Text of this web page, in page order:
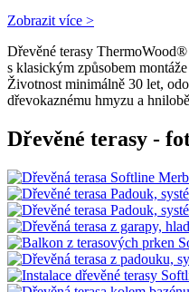
Zobrazit více >
Dřevěné terasy
s klasickým způsobem
Životnost minimálně 30 let,
dřevokaznému hmyzu a
Dřevěné terasy -